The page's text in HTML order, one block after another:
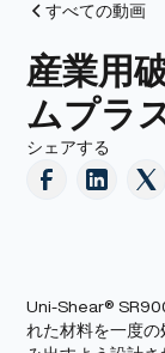
すべての動画
産業用
ムプラ
シェアする
Uni-Shear®
れた材料を一度